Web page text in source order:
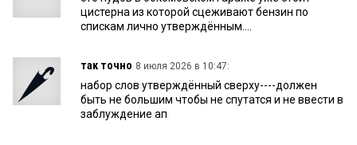
цистерна из которой сцеживают бензин по
спискам лично утверждённым....
так точно 8 июля 2026 в 10:47:
набор слов утверждённый сверху----должен
быть не большим чтобы не спутатся и не ввести в
заблуждение ап